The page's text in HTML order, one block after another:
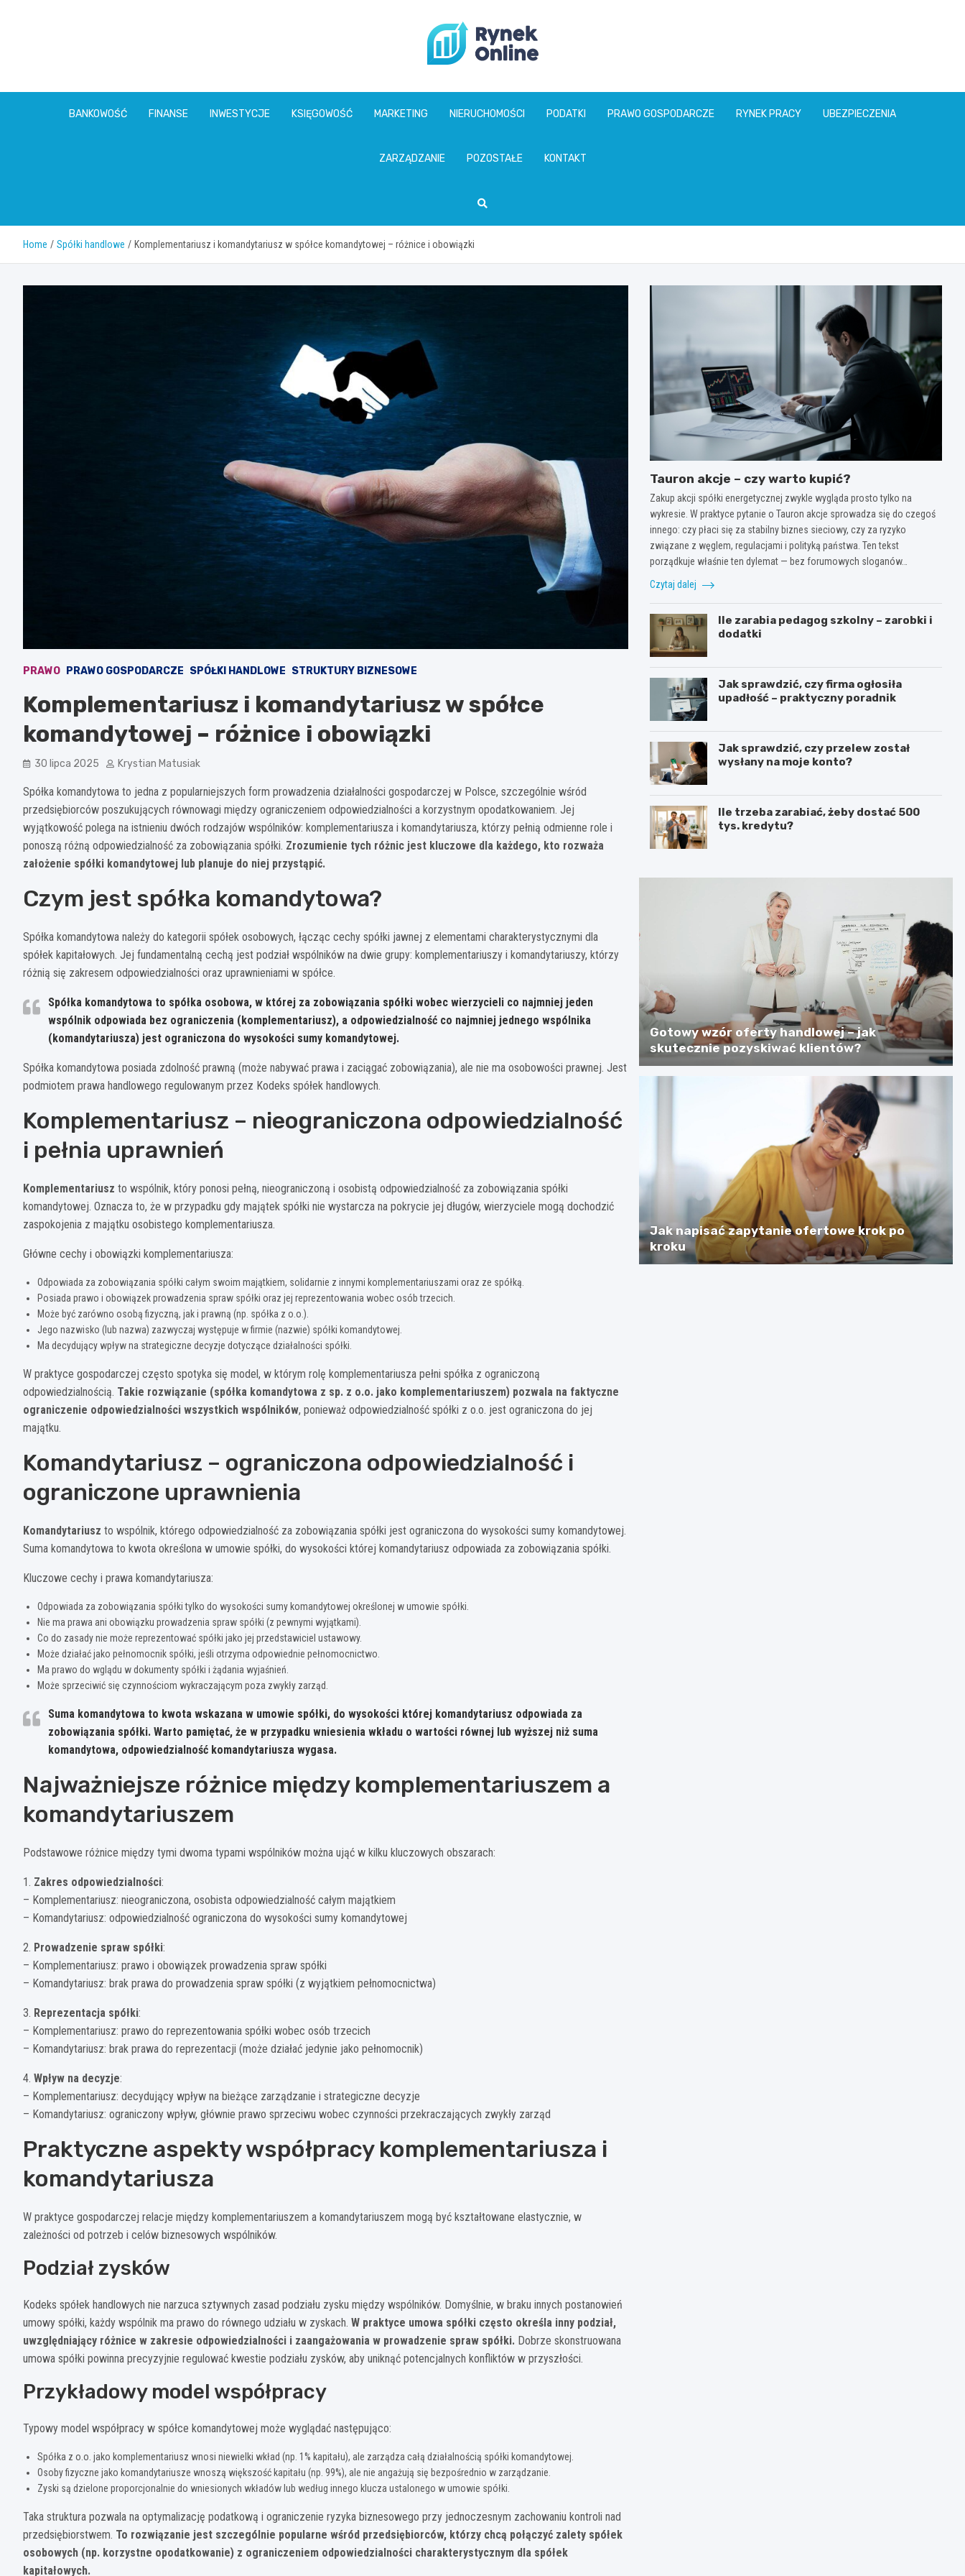
www.rynekonline.pl
BANKOWOŚĆ FINANSE INWESTYCJE KSIĘGOWOŚĆ MARKETING NIERUCHOMOŚCI PODATKI PRAWO GOSPODARCZE RYNEK PRACY UBEZPIECZENIA
ZARZĄDZANIE POZOSTAŁE KONTAKT
Home Spółki handlowe Komplementariusz i komandytariusz w spółce komandytowej – różnice i obowiązki
PRAWO PRAWO GOSPODARCZE SPÓŁKI HANDLOWE STRUKTURY BIZNESOWE
Komplementariusz i komandytariusz w spółce
komandytowej – różnice i obowiązki
30 lipca 2025 Krystian Matusiak
Spółka komandytowa to jedna z popularniejszych form prowadzenia działalności gospodarczej w Polsce, szczególnie wśród
przedsiębiorców poszukujących równowagi między ograniczeniem odpowiedzialności a korzystnym opodatkowaniem. Jej
wyjątkowość polega na istnieniu dwóch rodzajów wspólników: komplementariusza i komandytariusza, którzy pełnią odmienne role i
ponoszą różną odpowiedzialność za zobowiązania spółki. Zrozumienie tych różnic jest kluczowe dla każdego, kto rozważa
założenie spółki komandytowej lub planuje do niej przystąpić.
Czym jest spółka komandytowa?
Spółka komandytowa należy do kategorii spółek osobowych, łącząc cechy spółki jawnej z elementami charakterystycznymi dla
spółek kapitałowych. Jej fundamentalną cechą jest podział wspólników na dwie grupy: komplementariuszy i komandytariuszy, którzy
różnią się zakresem odpowiedzialności oraz uprawnieniami w spółce.
Spółka komandytowa to spółka osobowa, w której za zobowiązania spółki wobec wierzycieli co najmniej jeden
wspólnik odpowiada bez ograniczenia (komplementariusz), a odpowiedzialność co najmniej jednego wspólnika
(komandytariusza) jest ograniczona do wysokości sumy komandytowej.
Spółka komandytowa posiada zdolność prawną (może nabywać prawa i zaciągać zobowiązania), ale nie ma osobowości prawnej. Jest
podmiotem prawa handlowego regulowanym przez Kodeks spółek handlowych.
Komplementariusz – nieograniczona odpowiedzialność
i pełnia uprawnień
Komplementariusz to wspólnik, który ponosi pełną, nieograniczoną i osobistą odpowiedzialność za zobowiązania spółki
komandytowej. Oznacza to, że w przypadku gdy majątek spółki nie wystarcza na pokrycie jej długów, wierzyciele mogą dochodzić
zaspokojenia z majątku osobistego komplementariusza.
Główne cechy i obowiązki komplementariusza:
Odpowiada za zobowiązania spółki całym swoim majątkiem, solidarnie z innymi komplementariuszami oraz ze spółką.
Posiada prawo i obowiązek prowadzenia spraw spółki oraz jej reprezentowania wobec osób trzecich.
Może być zarówno osobą fizyczną, jak i prawną (np. spółka z o.o.).
Jego nazwisko (lub nazwa) zazwyczaj występuje w firmie (nazwie) spółki komandytowej.
Ma decydujący wpływ na strategiczne decyzje dotyczące działalności spółki.
W praktyce gospodarczej często spotyka się model, w którym rolę komplementariusza pełni spółka z ograniczoną
odpowiedzialnością. Takie rozwiązanie (spółka komandytowa z sp. z o.o. jako komplementariuszem) pozwala na faktyczne
ograniczenie odpowiedzialności wszystkich wspólników, ponieważ odpowiedzialność spółki z o.o. jest ograniczona do jej
majątku.
Komandytariusz – ograniczona odpowiedzialność i
ograniczone uprawnienia
Komandytariusz to wspólnik, którego odpowiedzialność za zobowiązania spółki jest ograniczona do wysokości sumy komandytowej.
Suma komandytowa to kwota określona w umowie spółki, do wysokości której komandytariusz odpowiada za zobowiązania spółki.
Kluczowe cechy i prawa komandytariusza:
Odpowiada za zobowiązania spółki tylko do wysokości sumy komandytowej określonej w umowie spółki.
Nie ma prawa ani obowiązku prowadzenia spraw spółki (z pewnymi wyjątkami).
Co do zasady nie może reprezentować spółki jako jej przedstawiciel ustawowy.
Może działać jako pełnomocnik spółki, jeśli otrzyma odpowiednie pełnomocnictwo.
Ma prawo do wglądu w dokumenty spółki i żądania wyjaśnień.
Może sprzeciwić się czynnościom wykraczającym poza zwykły zarząd.
Suma komandytowa to kwota wskazana w umowie spółki, do wysokości której komandytariusz odpowiada za
zobowiązania spółki. Warto pamiętać, że w przypadku wniesienia wkładu o wartości równej lub wyższej niż suma
komandytowa, odpowiedzialność komandytariusza wygasa.
Najważniejsze różnice między komplementariuszem a
komandytariuszem
Podstawowe różnice między tymi dwoma typami wspólników można ująć w kilku kluczowych obszarach:
1. Zakres odpowiedzialności:
– Komplementariusz: nieograniczona, osobista odpowiedzialność całym majątkiem
– Komandytariusz: odpowiedzialność ograniczona do wysokości sumy komandytowej
2. Prowadzenie spraw spółki:
– Komplementariusz: prawo i obowiązek prowadzenia spraw spółki
– Komandytariusz: brak prawa do prowadzenia spraw spółki (z wyjątkiem pełnomocnictwa)
3. Reprezentacja spółki:
– Komplementariusz: prawo do reprezentowania spółki wobec osób trzecich
– Komandytariusz: brak prawa do reprezentacji (może działać jedynie jako pełnomocnik)
4. Wpływ na decyzje:
– Komplementariusz: decydujący wpływ na bieżące zarządzanie i strategiczne decyzje
– Komandytariusz: ograniczony wpływ, głównie prawo sprzeciwu wobec czynności przekraczających zwykły zarząd
Praktyczne aspekty współpracy komplementariusza i
komandytariusza
W praktyce gospodarczej relacje między komplementariuszem a komandytariuszem mogą być kształtowane elastycznie, w
zależności od potrzeb i celów biznesowych wspólników.
Podział zysków
Kodeks spółek handlowych nie narzuca sztywnych zasad podziału zysku między wspólników. Domyślnie, w braku innych postanowień
umowy spółki, każdy wspólnik ma prawo do równego udziału w zyskach. W praktyce umowa spółki często określa inny podział,
uwzględniający różnice w zakresie odpowiedzialności i zaangażowania w prowadzenie spraw spółki. Dobrze skonstruowana
umowa spółki powinna precyzyjnie regulować kwestie podziału zysków, aby uniknąć potencjalnych konfliktów w przyszłości.
Przykładowy model współpracy
Typowy model współpracy w spółce komandytowej może wyglądać następująco:
Spółka z o.o. jako komplementariusz wnosi niewielki wkład (np. 1% kapitału), ale zarządza całą działalnością spółki komandytowej.
Osoby fizyczne jako komandytariusze wnoszą większość kapitału (np. 99%), ale nie angażują się bezpośrednio w zarządzanie.
Zyski są dzielone proporcjonalnie do wniesionych wkładów lub według innego klucza ustalonego w umowie spółki.
Taka struktura pozwala na optymalizację podatkową i ograniczenie ryzyka biznesowego przy jednoczesnym zachowaniu kontroli nad
przedsiębiorstwem. To rozwiązanie jest szczególnie popularne wśród przedsiębiorców, którzy chcą połączyć zalety spółek
osobowych (np. korzystne opodatkowanie) z ograniczeniem odpowiedzialności charakterystycznym dla spółek
kapitałowych.
Tauron akcje – czy warto kupić?
Zakup akcji spółki energetycznej zwykle wygląda prosto tylko na
wykresie. W praktyce pytanie o Tauron akcje sprowadza się do czegoś
innego: czy płaci się za stabilny biznes sieciowy, czy za ryzyko
związane z węglem, regulacjami i polityką państwa. Ten tekst
porządkuje właśnie ten dylemat — bez forumowych sloganów…
Czytaj dalej
Ile zarabia pedagog szkolny – zarobki i
dodatki
Jak sprawdzić, czy firma ogłosiła
upadłość – praktyczny poradnik
Jak sprawdzić, czy przelew został
wysłany na moje konto?
Ile trzeba zarabiać, żeby dostać 500
tys. kredytu?
Gotowy wzór oferty handlowej – jak
skutecznie pozyskiwać klientów?
Jak napisać zapytanie ofertowe krok po
kroku